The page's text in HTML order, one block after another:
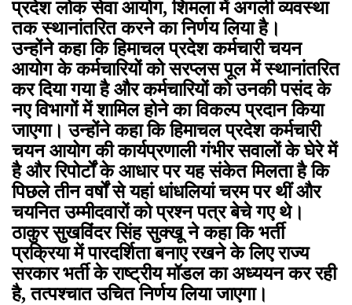
प्रदेश लोक सेवा आयोग, शिमला में अगली व्यवस्था
तक स्थानांतरित करने का निर्णय लिया है।
उन्होंने कहा कि हिमाचल प्रदेश कर्मचारी चयन
आयोग के कर्मचारियों को सरप्लस पूल में स्थानांतरित
कर दिया गया है और कर्मचारियों को उनकी पसंद के
नए विभागों में शामिल होने का विकल्प प्रदान किया
जाएगा। उन्होंने कहा कि हिमाचल प्रदेश कर्मचारी
चयन आयोग की कार्यप्रणाली गंभीर सवालों के घेरे में
है और रिपोर्टों के आधार पर यह संकेत मिलता है कि
पिछले तीन वर्षों से यहां धांधलियां चरम पर थीं और
चयनित उम्मीदवारों को प्रश्न पत्र बेचे गए थे।
ठाकुर सुखविंदर सिंह सुक्खू ने कहा कि भर्ती
प्रक्रिया में पारदर्शिता बनाए रखने के लिए राज्य
सरकार भर्ती के राष्ट्रीय मॉडल का अध्ययन कर रही
है, तत्पश्चात उचित निर्णय लिया जाएगा।